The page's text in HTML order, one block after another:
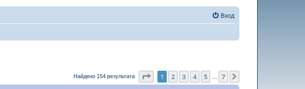
Вход
Найдено 154 результата Страница1 из
1 2 3 4 5 7